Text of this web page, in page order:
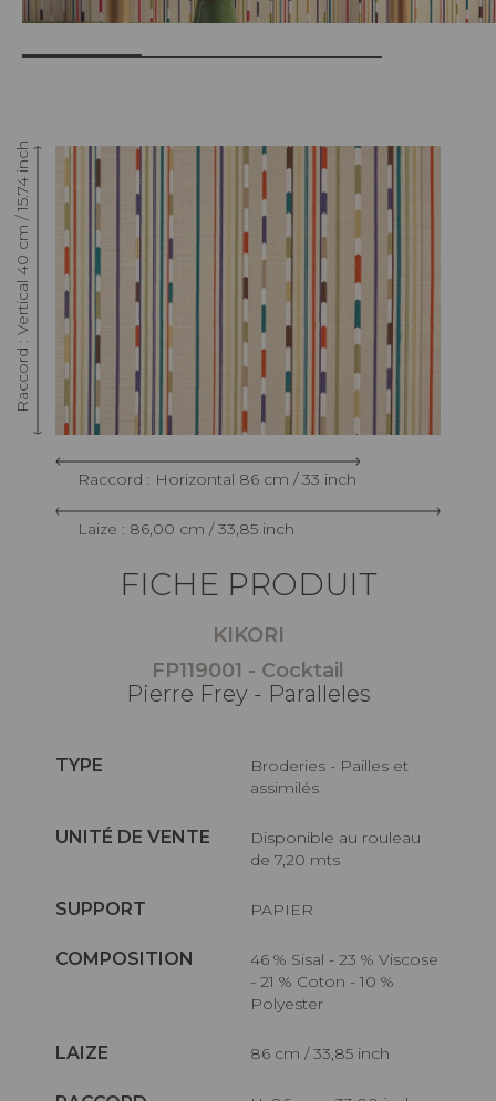
Raccord : Vertical 40 cm / 15.74 inch
Raccord : Horizontal 86 cm / 33 inch
Laize : 86,00 cm / 33,85 inch
FICHE PRODUIT
KIKORI
FP119001 - Cocktail
Pierre Frey - Paralleles
TYPE
Broderies - Pailles et
assimilés
UNITÉ DE VENTE
Disponible au rouleau
de 7,20 mts
SUPPORT PAPIER
COMPOSITION
46 % Sisal - 23 % Viscose
- 21 % Coton - 10 %
Polyester
LAIZE 86 cm / 33,85 inch